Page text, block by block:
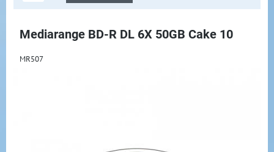
Mediarange BD-R DL 6X 50GB Cake 10
MR507